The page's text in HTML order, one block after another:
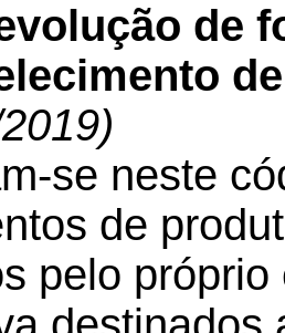
de
se neste
de
pelo